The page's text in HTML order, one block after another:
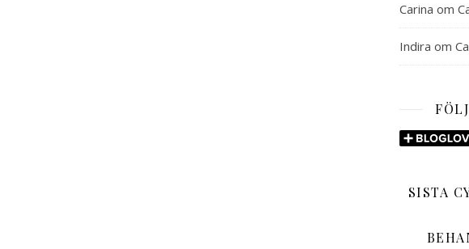
Carina om
Indira om
SISTA